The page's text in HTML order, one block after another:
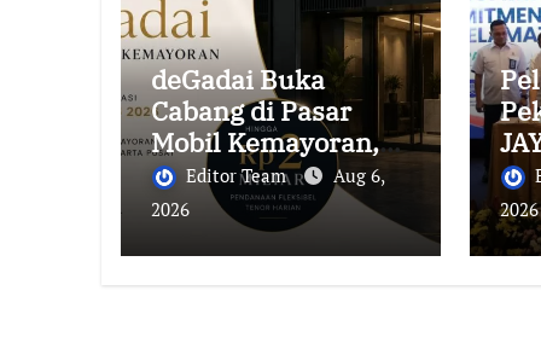
deGadai Buka
Cabang di Pasar
Mobil Kemayoran,
Kucurkan Pinjaman
hingga Rp2 Miliar
untuk Showroom
Editor Team
Aug 6,
2026
2026